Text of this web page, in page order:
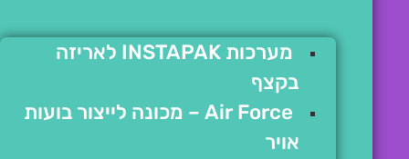
מערכות INSTAPAK לאריזה
בקצף
Air Force – מכונה לייצור בועות
אויר